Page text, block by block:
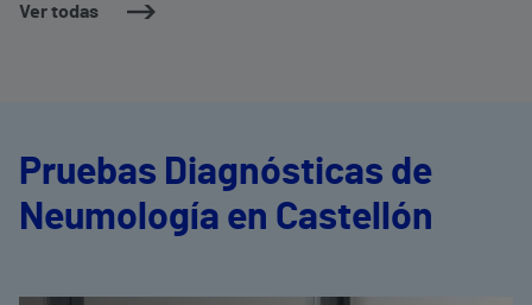
Ver todas
Pruebas Diagnósticas de
Neumología en Castellón